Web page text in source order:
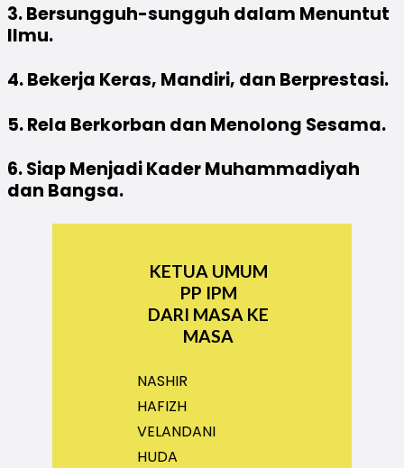
3. Bersungguh-sungguh dalam Menuntut
Ilmu.
4. Bekerja Keras, Mandiri, dan Berprestasi.
5. Rela Berkorban dan Menolong Sesama.
6. Siap Menjadi Kader Muhammadiyah
dan Bangsa.
KETUA UMUM
PP IPM
DARI MASA KE
MASA
NASHIR
HAFIZH
VELANDANI
HUDA